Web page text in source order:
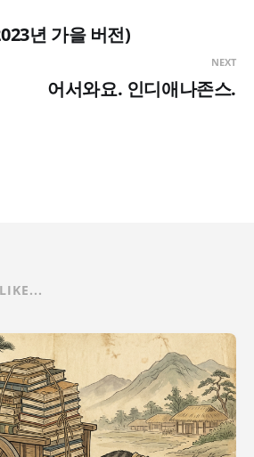
년 가을 버전)
NEXT
어서와요. 인디애나존스.